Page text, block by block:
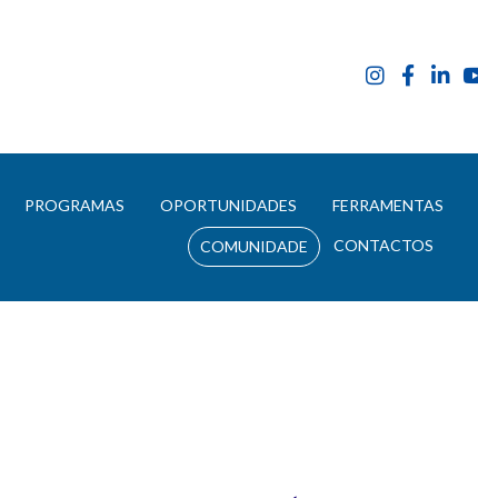
PROGRAMAS OPORTUNIDADES FERRAMENTAS
COMUNIDADE CONTACTOS